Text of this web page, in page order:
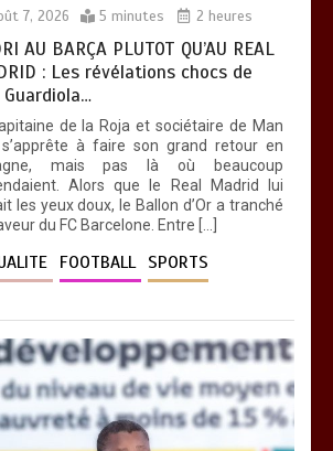
7, 2026
5 minutes 2 heures
AU BARÇA PLUTOT QU’AU REAL
: Les révélations chocs de
Guardiola…
de la Roja et sociétaire de Man
à faire son grand retour en
mais pas là où beaucoup
Alors que le Real Madrid lui
les yeux doux, le Ballon d’Or a tranché
du FC Barcelone. Entre […]
FOOTBALL SPORTS